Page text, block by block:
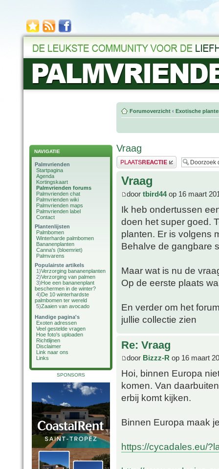
NAVIGATIE
Palmvrienden
Startpagina
Agenda
Kortingskaart
Palmvrienden forums
Palmvrienden chat
Palmvrienden wiki
Palmvrienden maps
Palmvrienden label
Contact
Plantenlijsten
Palmbomen
Winterharde palmbomen
Bananenplanten
Canna's (bloemriet)
Palmvarens
Populairste artikels
1)Verzorging bananenplanten
2)Verzorging van palmen
3)Hoe een bananenplant
beschermen in de winter?
4)De 10 winterhardste
palmbomen ter wereld
5)Zaaien van avocado
Handige pagina's
Exoten adressen
Veel gestelde vragen
Hoe foto's uploaden
Richtlijnen
Disclaimer
Link naar ons
Links
SPONSORS
Forumoverzicht ‹ Exotische
Vraag
Plaats een reactie
Vraag
door tbird44op 16 maart
Ik heb ondertussen
doen het super goed.
planten. Er is volgens
Behalve de gangbare
Maar wat is nu de
Op de eerste plaats
En verder om het
jullie collectie zien
Re: Vraag
door Bizzz-R op 16 maart
Hoi, binnen Europa
komen. Van
erbij komt kijken.
Binnen Europa maak
https://cycadales.eu/